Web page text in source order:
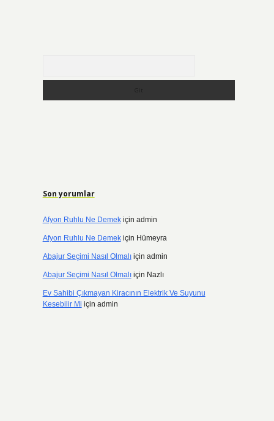
Son yorumlar
Afyon Ruhlu Ne Demekiçin admin
Afyon Ruhlu Ne Demekiçin Hümeyra
Abajur Seçimi Nasıl Olmalıiçin admin
Abajur Seçimi Nasıl Olmalıiçin Nazlı
Ev Sahibi Çıkmayan Kiracının Elektrik Ve Suyunu
Kesebilir Mi için admin